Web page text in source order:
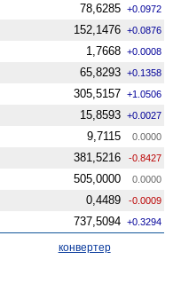
78,6285 +0.0972
152,1476 +0.0876
1,7668 +0.0008
65,8293 +0.1358
305,5157 +1.0506
15,8593 +0.0027
9,7115 0.0000
381,5216 -0.8427
505,0000 0.0000
0,4489 -0.0009
737,5094 +0.3294
конвертер